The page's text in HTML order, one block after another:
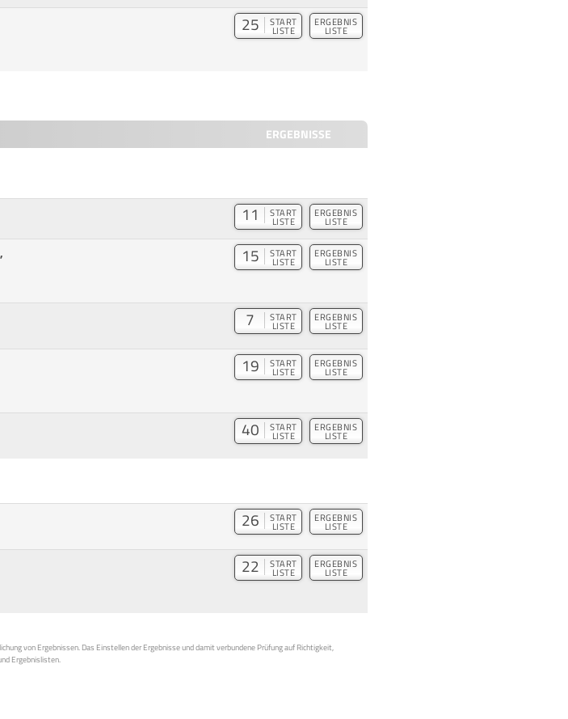
25 START
LISTE
ERGEBNIS
LISTE
ERGEBNISSE
11 START
LISTE
ERGEBNIS
LISTE
15 START
LISTE
ERGEBNIS
LISTE
7 START
LISTE
ERGEBNIS
LISTE
19 START
LISTE
ERGEBNIS
LISTE
40 START
LISTE
ERGEBNIS
LISTE
26 START
LISTE
ERGEBNIS
LISTE
22 START
LISTE
ERGEBNIS
LISTE
von Ergebnissen. Das Einstellen der Ergebnisse und damit verbundene Prüfung auf Richtigkeit,
Ergebnislisten.